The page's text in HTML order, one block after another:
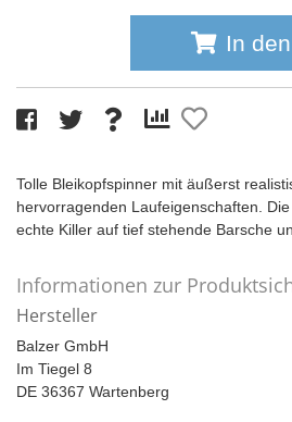
In
Tolle Bleikopfspinner mit äußerst
hervorragenden Laufeigenschaften.
echte Killer auf tief stehende Barsche
Informationen zur
Hersteller
Balzer GmbH
Im Tiegel 8
DE 36367 Wartenberg